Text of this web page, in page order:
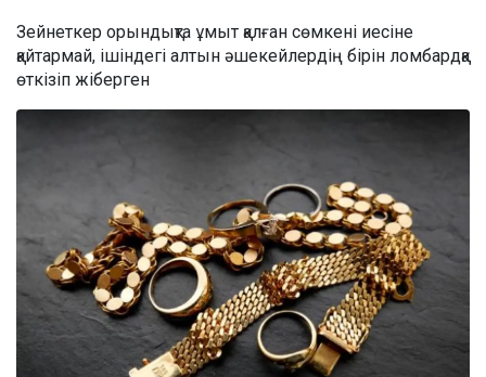
Зейнеткер орындықта ұмыт қалған сөмкені иесіне
қайтармай, ішіндегі алтын әшекейлердің бірін ломбардқа
өткізіп жіберген